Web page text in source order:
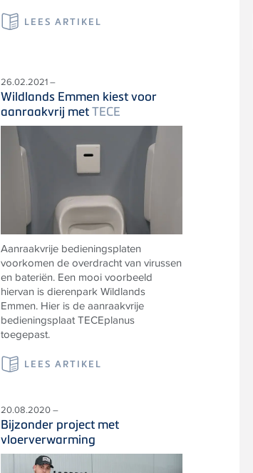
LEES ARTIKEL
26.02.2021 –
Wildlands Emmen kiest voor
aanraakvrij metTECE
Aanraakvrije bedieningsplaten
voorkomen de overdracht van virussen
en bateriën. Een mooi voorbeeld
hiervan is dierenpark Wildlands
Emmen. Hier is de aanraakvrije
bedieningsplaatTECEplanus
toegepast.
LEES ARTIKEL
20.08.2020 –
Bijzonder project met
vloerverwarming